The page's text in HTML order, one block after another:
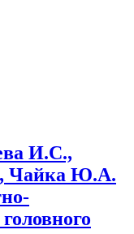
И.С.,
Чайка Ю.А.